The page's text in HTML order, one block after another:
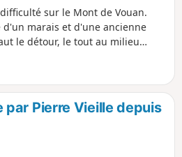
sur le Mont de Vouan.
d'un marais et d'une ancienne
le détour, le tout au milieu
par Pierre Vieille depuis